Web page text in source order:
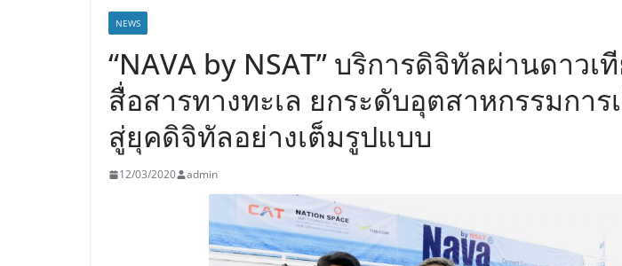
NEWS
“NAVA by NSAT” บริการดิจิทัลผ่านดาวเ
สื่อสารทางทะเล ยกระดับอุตสาหกรรมการ
สู่ยุคดิจิทัลอย่างเต็มรูปแบบ
12/03/2020 admin